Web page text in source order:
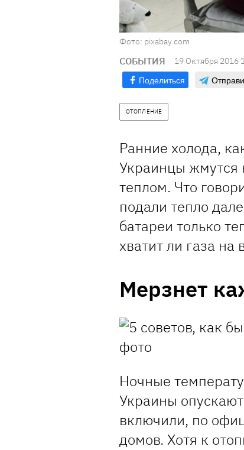
Фото: pixabay.com
СОБЫТИЯ 19 Октября 2016
Поделиться
ОТОПЛЕНИЕ
Ранние холода,
Украинцы жмутся
теплом. Что
подали тепло
батареи только
хватит ли газа
Мерзнет
Ночные
Украины
включили, по
домов. Хотя к